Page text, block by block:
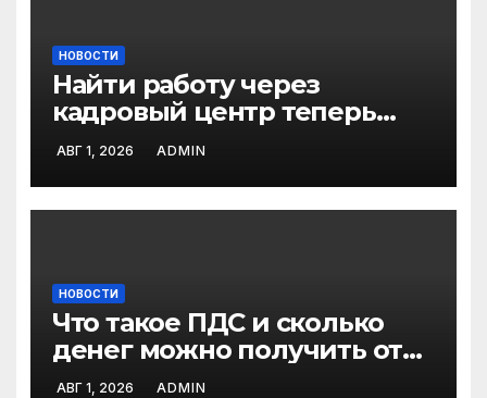
НОВОСТИ
Найти работу через
кадровый центр теперь
можно в два раза быстрее
АВГ 1, 2026 ADMIN
НОВОСТИ
Что такое ПДС и сколько
денег можно получить от
государства?
АВГ 1, 2026 ADMIN